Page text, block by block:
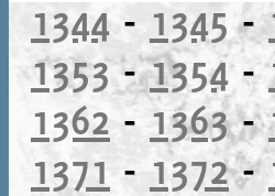
1344 - 1345 -
1353-1354-
1362 - 1363-
1371 - 1372-